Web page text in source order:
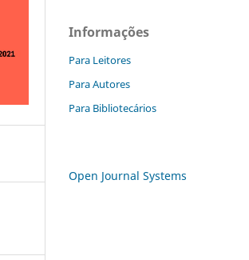
Informações
Para Leitores
Para Autores
Para Bibliotecários
Open Journal Systems